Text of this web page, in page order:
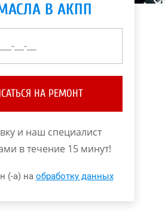
В АКПП
НА РЕМОНТ
и наш специалист
в течение 15 минут!
(-а) на обработку данных